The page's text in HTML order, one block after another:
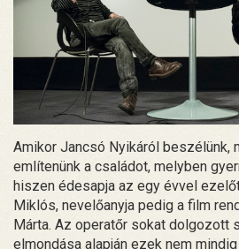
Amikor Jancsó Nyikáról beszélünk,
említenünk a családot, melyben
hiszen édesapja az egy évvel
Miklós, nevelőanyja pedig a film
Márta. Az operatőr sokat dolgozott
elmondása alapján ezek nem